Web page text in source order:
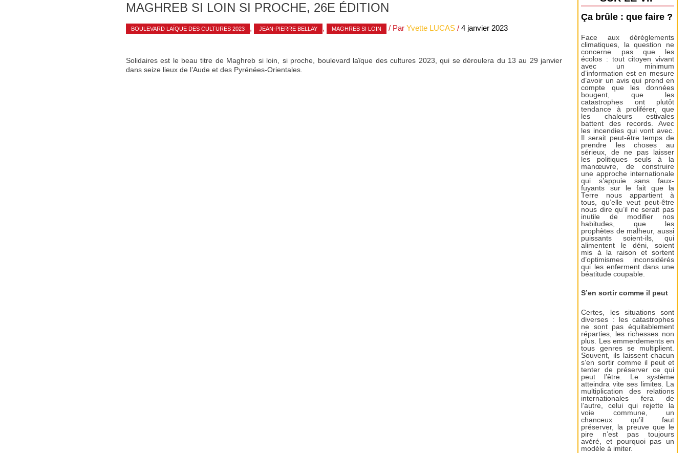
MAGHREB SI LOIN SI PROCHE, 26E ÉDITION
BOULEVARD LAÏQUE DES CULTURES 2023 , JEAN-PIERRE BELLAY , MAGHREB SI LOIN / Par Yvette LUCAS / 4 janvier 2023
Solidaires est le beau titre de Maghreb si loin, si proche, boulevard laïque des cultures 2023, qui se déroulera du 13 au 29 janvier
dans seize lieux de l’Aude et des Pyrénées-Orientales.
Ça brûle : que faire ?
Face aux dérèglements
climatiques, la question ne
concerne pas que les
écolos : tout citoyen vivant
avec un minimum
d’information est en mesure
d’avoir un avis qui prend en
compte que les données
bougent, que les
catastrophes ont plutôt
tendance à proliférer, que
les chaleurs estivales
battent des records. Avec
les incendies qui vont avec.
Il serait peut-être temps de
prendre les choses au
sérieux, de ne pas laisser
les politiques seuls à la
manœuvre, de construire
une approche internationale
qui s’appuie sans faux-
fuyants sur le fait que la
Terre nous appartient à
tous, qu’elle veut peut-être
nous dire qu’il ne serait pas
inutile de modifier nos
habitudes, que les
prophètes de malheur, aussi
puissants soient-ils, qui
alimentent le déni, soient
mis à la raison et sortent
d’optimismes inconsidérés
qui les enferment dans une
béatitude coupable.
S’en sortir comme il peut
Certes, les situations sont
diverses : les catastrophes
ne sont pas équitablement
réparties, les richesses non
plus. Les emmerdements en
tous genres se multiplient.
Souvent, ils laissent chacun
s’en sortir comme il peut et
tenter de préserver ce qui
peut l’être. Le système
atteindra vite ses limites. La
multiplication des relations
internationales fera de
l’autre, celui qui rejette la
voie commune, un
chanceux qu’il faut
préserver, la preuve que le
pire n’est pas toujours
avéré, et pourquoi pas un
modèle à imiter.